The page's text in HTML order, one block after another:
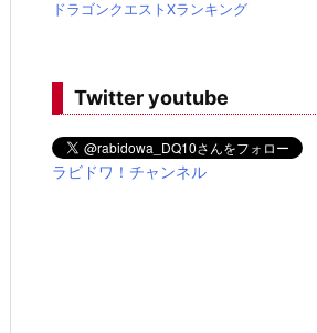
ドラゴンクエストXランキング
Twitter youtube
ラビドワ！チャンネル